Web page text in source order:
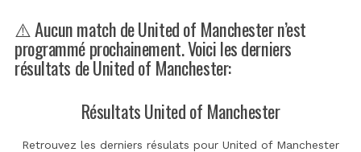
⚠️ Aucun match de United of Manchester n’est
programmé prochainement. Voici les derniers
résultats de United of Manchester:
Résultats United of Manchester
Retrouvez les derniers résulats pour United of Manchester